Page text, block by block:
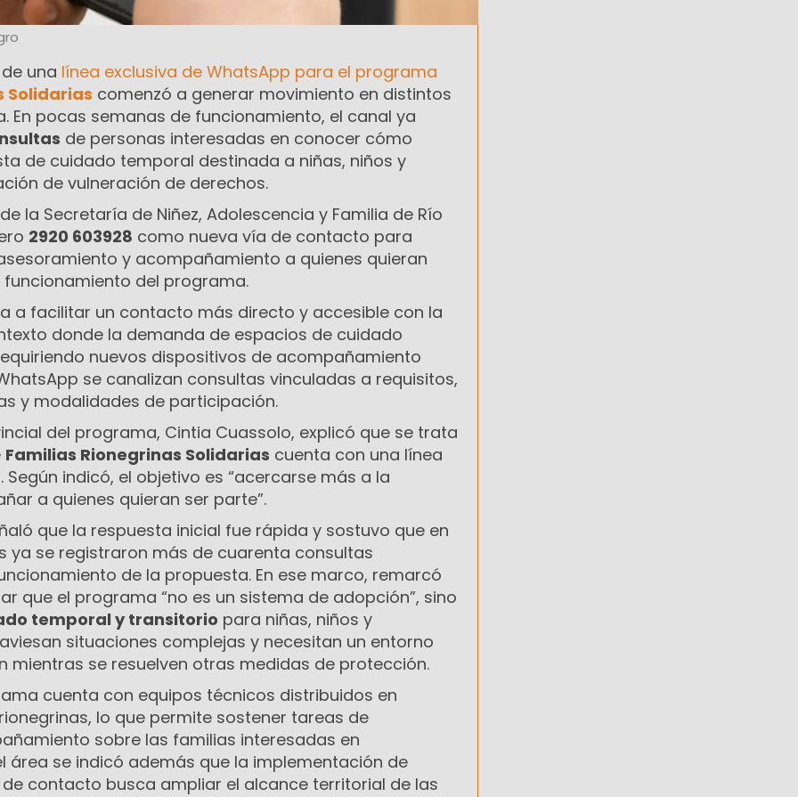
una línea exclusiva de WhatsApp para el programa
Solidarias comenzó a generar movimiento en distintos
En pocas semanas de funcionamiento, el canal ya
de personas interesadas en conocer cómo
de cuidado temporal destinada a niñas, niños y
de vulneración de derechos.
la Secretaría de Niñez, Adolescencia y Familia de Río
2920 603928 como nueva vía de contacto para
y acompañamiento a quienes quieran
del programa.
a facilitar un contacto más directo y accesible con la
donde la demanda de espacios de cuidado
nuevos dispositivos de acompañamiento
se canalizan consultas vinculadas a requisitos,
y modalidades de participación.
del programa, Cintia Cuassolo, explicó que se trata
Familias Rionegrinas Solidarias cuenta con una línea
Según indicó, el objetivo es “acercarse más a la
a quienes quieran ser parte”.
que la respuesta inicial fue rápida y sostuvo que en
ya se registraron más de cuarenta consultas
de la propuesta. En ese marco, remarcó
que el programa “no es un sistema de adopción”, sino
temporal y transitorio para niñas, niños y
situaciones complejas y necesitan un entorno
mientras se resuelven otras medidas de protección.
cuenta con equipos técnicos distribuidos en
lo que permite sostener tareas de
sobre las familias interesadas en
área se indicó además que la implementación de
contacto busca ampliar el alcance territorial de las